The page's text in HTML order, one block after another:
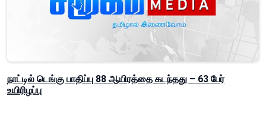
நாட்டில் டெங்கு பாதிப்பு 88 ஆயிரத்தை கடந்தது – 63 பேர்
உயிரிழப்பு